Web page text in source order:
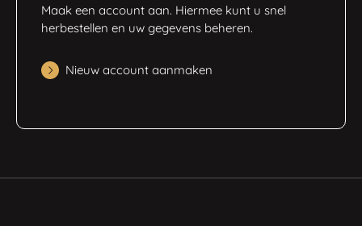
Maak een account aan. Hiermee kunt u snel
herbestellen en uw gegevens beheren.
Nieuw account aanmaken